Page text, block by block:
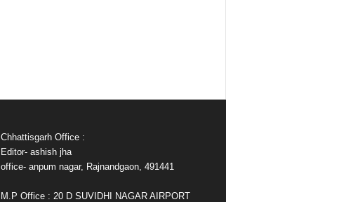
Chhattisgarh Office :
Editor- ashish jha
office- anpum nagar, Rajnandgaon, 491441
M.P Office : 20 D SUVIDHI NAGAR AIRPORT